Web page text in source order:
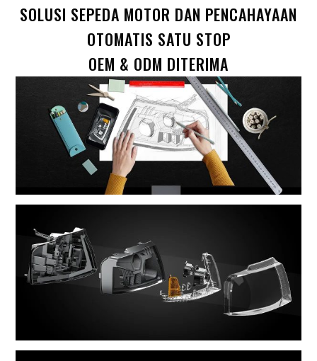
SOLUSI SEPEDA MOTOR DAN PENCAHAYAAN
OTOMATIS SATU STOP
OEM & ODM DITERIMA